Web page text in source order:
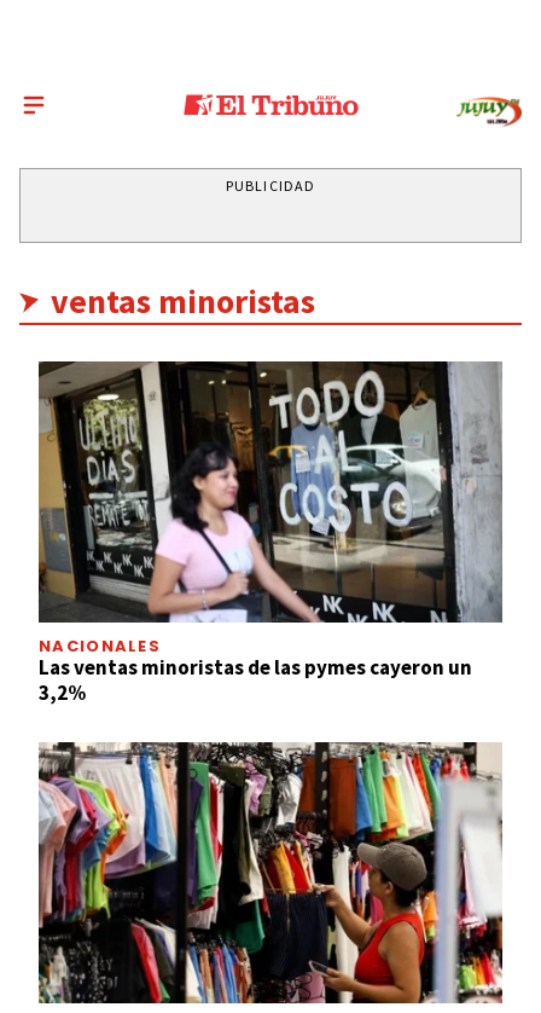
PUBLICIDAD
ventas minoristas
NACIONALES
Las ventas minoristas de las pymes cayeron un
3,2%